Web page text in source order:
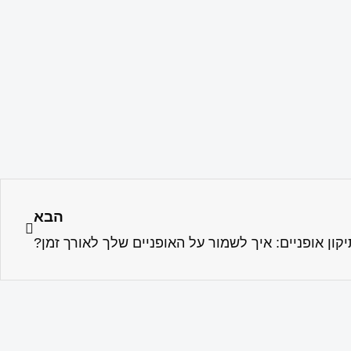
הבא
אופניים: איך לשמור על האופניים שלך לאורך זמן?